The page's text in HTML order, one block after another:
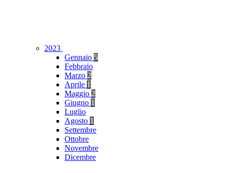
2023
Gennaio 5
Febbraio
Marzo 2
Aprile 1
Maggio 2
Giugno 1
Luglio
Agosto 1
Settembre
Ottobre
Novembre
Dicembre